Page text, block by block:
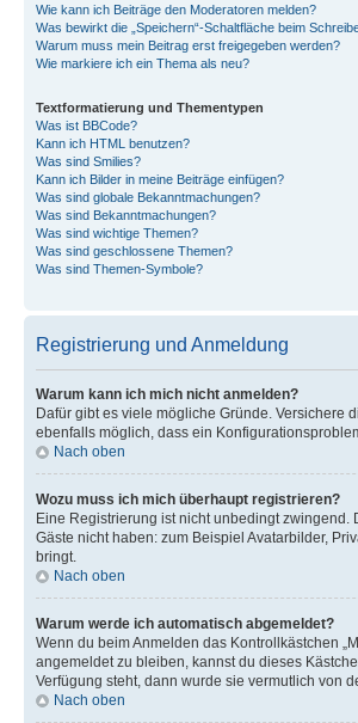
Wie kann ich Beiträge den Moderatoren melden?
Was bewirkt die „Speichern“-Schaltfläche beim
Warum muss mein Beitrag erst freigegeben werden?
Wie markiere ich ein Thema als neu?
Textformatierung und Thementypen
Was ist BBCode?
Kann ich HTML benutzen?
Was sind Smilies?
Kann ich Bilder in meine Beiträge einfügen?
Was sind globale Bekanntmachungen?
Was sind Bekanntmachungen?
Was sind wichtige Themen?
Was sind geschlossene Themen?
Was sind Themen-Symbole?
Registrierung und Anmeldung
Warum kann ich mich nicht anmelden?
Dafür gibt es viele mögliche Gründe. Versichere
ebenfalls möglich, dass ein
Nach oben
Wozu muss ich mich überhaupt registrieren?
Eine Registrierung ist nicht unbedingt
Gäste nicht haben: zum Beispiel Avatarbilder,
bringt.
Nach oben
Warum werde ich automatisch abgemeldet?
Wenn du beim Anmelden das Kontrollkästchen
angemeldet zu bleiben, kannst du dieses
Verfügung steht, dann wurde sie vermutlich von
Nach oben